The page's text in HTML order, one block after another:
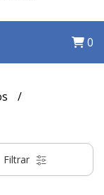
0
Filtrar